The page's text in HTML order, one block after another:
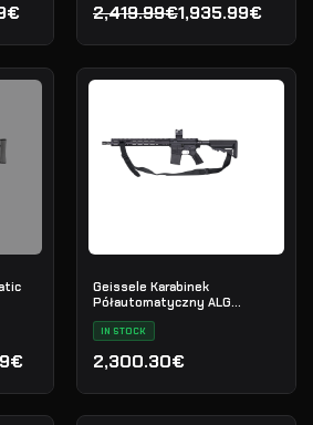
2,419.99€.
1,935.99€.
2,419.99€
Pierwotna cena
1,935.99€
Aktualna cena wynosi:
2,919.99€.
2,335.99€.
Geissele Karabinek
Półautomatyczny ALG
5.56 NATO - Black
IN STOCK
2,300.30€